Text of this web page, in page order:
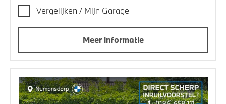
Vergelijken / Mijn Garage
Meer informatie